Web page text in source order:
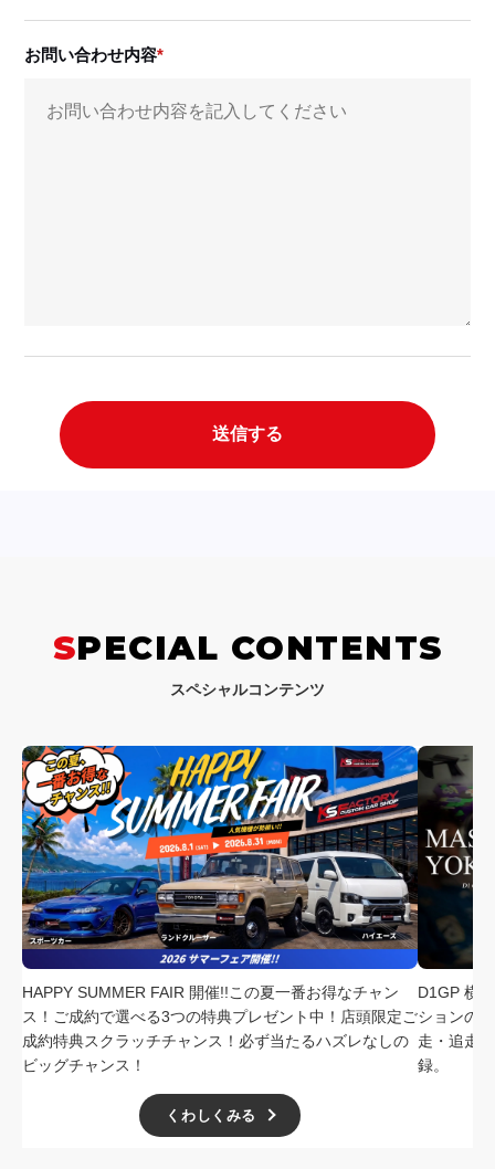
お問い合わせ内容
SPECIAL CONTENTS
スペシャルコンテンツ
HAPPY SUMMER FAIR 開催!!この夏一番お得なチャン
ス！ご成約で選べる3つの特典プレゼント中！店頭限定ご
成約特典スクラッチチャンス！必ず当たるハズレなしの
ビッグチャンス！
くわしくみる
D1GP 横
ションの
走・追走
録。